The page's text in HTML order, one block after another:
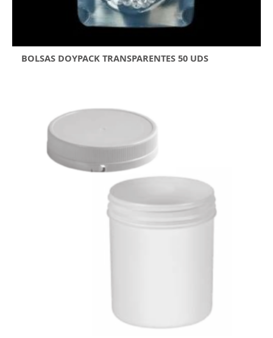
BOLSAS DOYPACK TRANSPARENTES 50 UDS